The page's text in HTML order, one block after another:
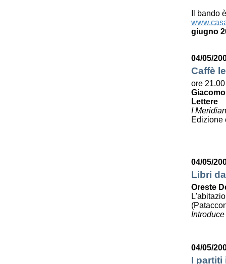
Il bando
giugno
04/05/
Caffè
ore 21.00
Lettere
I
Edizione
04/05/
Libri
Oreste
04/05/
I partiti